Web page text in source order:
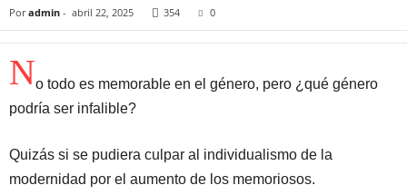
Por admin - abril 22, 2025 354 0
No todo es memorable en el género, pero ¿qué género
podría ser infalible?
Quizás si se pudiera culpar al individualismo de la
modernidad por el aumento de los memoriosos.